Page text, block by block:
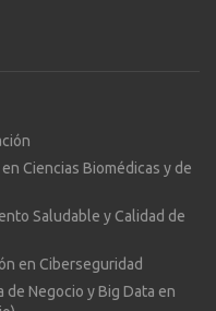
Ciencias Biomédicas y de
Saludable y Calidad de
en Ciberseguridad
Negocio y Big Data en